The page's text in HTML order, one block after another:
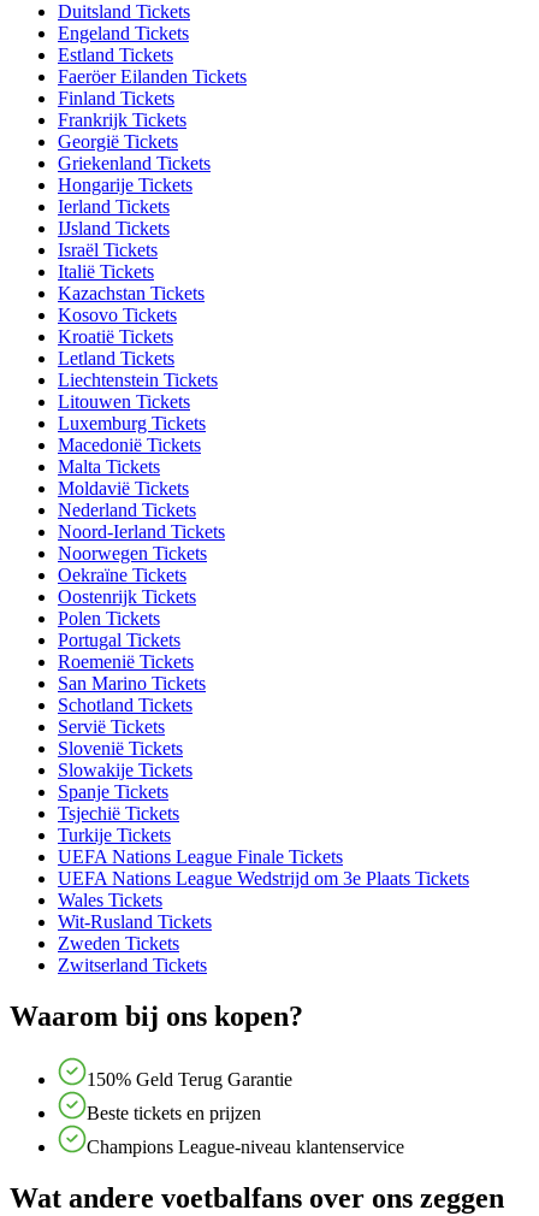
Duitsland Tickets
Engeland Tickets
Estland Tickets
Faeröer Eilanden Tickets
Finland Tickets
Frankrijk Tickets
Georgië Tickets
Griekenland Tickets
Hongarije Tickets
Ierland Tickets
IJsland Tickets
Israël Tickets
Italië Tickets
Kazachstan Tickets
Kosovo Tickets
Kroatië Tickets
Letland Tickets
Liechtenstein Tickets
Litouwen Tickets
Luxemburg Tickets
Macedonië Tickets
Malta Tickets
Moldavië Tickets
Nederland Tickets
Noord-Ierland Tickets
Noorwegen Tickets
Oekraïne Tickets
Oostenrijk Tickets
Polen Tickets
Portugal Tickets
Roemenië Tickets
San Marino Tickets
Schotland Tickets
Servië Tickets
Slovenië Tickets
Slowakije Tickets
Spanje Tickets
Tsjechië Tickets
Turkije Tickets
UEFA Nations League Finale Tickets
UEFA Nations League Wedstrijd om 3e Plaats Tickets
Wales Tickets
Wit-Rusland Tickets
Zweden Tickets
Zwitserland Tickets
Waarom bij ons kopen?
150% Geld Terug Garantie
Beste tickets en prijzen
Champions League-niveau klantenservice
Wat andere voetbalfans over ons zeggen